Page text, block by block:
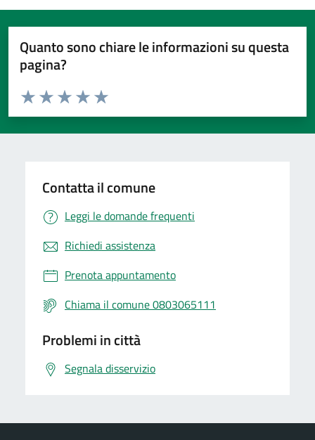
Quanto sono chiare le informazioni su questa
pagina?
Valuta da 1 a 5 stelle la pagina
Valuta 5 stelle su 5
Valuta 4 stelle su 5
Valuta 3 stelle su 5
Valuta 2 stelle su 5
Valuta 1 stelle su 5
Contatta il comune
Leggi le domande frequenti
Richiedi assistenza
Prenota appuntamento
Chiama il comune 0803065111
Problemi in città
Segnala disservizio